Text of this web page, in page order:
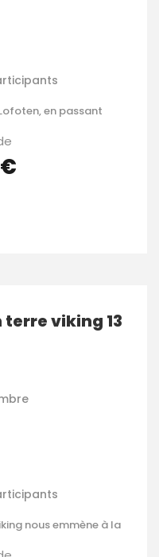
en passant
terre viking 13
nous emmène à la